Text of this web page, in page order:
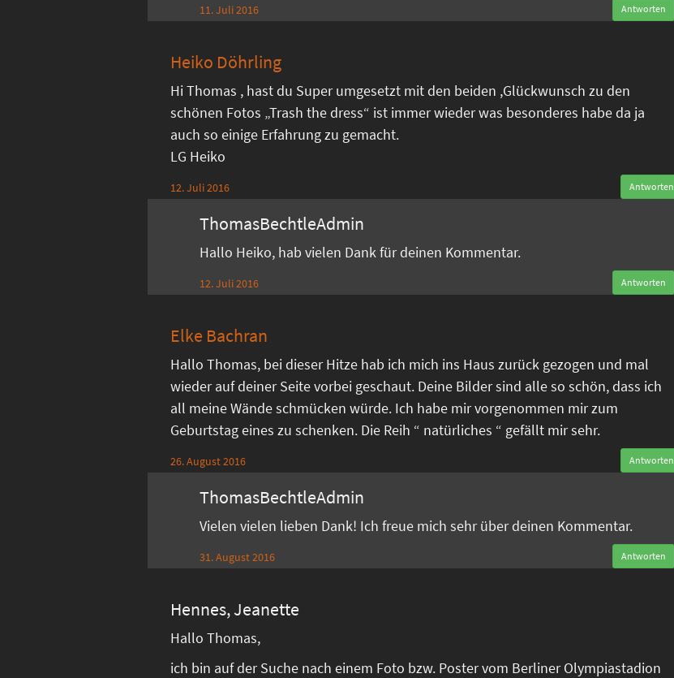
11. Juli 2016 Antworten
Heiko Döhrling
Hi Thomas , hast du Super umgesetzt mit den beiden ,Glückwunsch zu den
schönen Fotos „Trash the dress“ ist immer wieder was besonderes habe da ja
auch so einige Erfahrung zu gemacht.
LG Heiko
12. Juli 2016 Antworten
ThomasBechtleAdmin
Hallo Heiko, hab vielen Dank für deinen Kommentar.
12. Juli 2016 Antworten
Elke Bachran
Hallo Thomas, bei dieser Hitze hab ich mich ins Haus zurück gezogen und mal
wieder auf deiner Seite vorbei geschaut. Deine Bilder sind alle so schön, dass ich
all meine Wände schmücken würde. Ich habe mir vorgenommen mir zum
Geburtstag eines zu schenken. Die Reih “ natürliches “ gefällt mir sehr.
26. August 2016 Antworten
ThomasBechtleAdmin
Vielen vielen lieben Dank! Ich freue mich sehr über deinen Kommentar.
31. August 2016 Antworten
Hennes, Jeanette
Hallo Thomas,
ich bin auf der Suche nach einem Foto bzw. Poster vom Berliner Olympiastadion